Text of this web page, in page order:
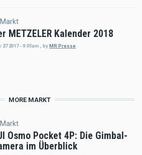
Markt
METZELER Kalender 2018
27 2017 - 9:05am byMR Presse
MORE MARKT
Markt
Osmo Pocket 4P: Die Gimbal-
im Überblick